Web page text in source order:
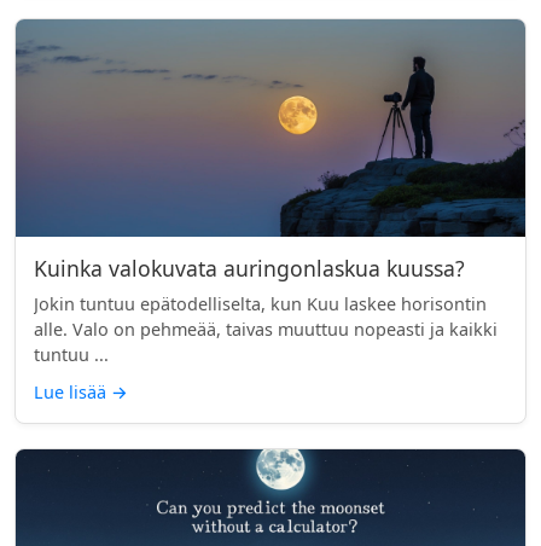
Kuinka valokuvata auringonlaskua kuussa?
Jokin tuntuu epätodelliselta, kun Kuu laskee horisontin
alle. Valo on pehmeää, taivas muuttuu nopeasti ja kaikki
tuntuu ...
Lue lisää →